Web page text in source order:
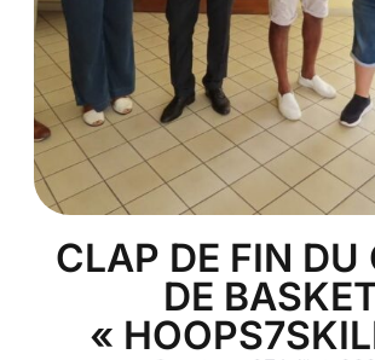
CLAP DE FIN DU
DE
«